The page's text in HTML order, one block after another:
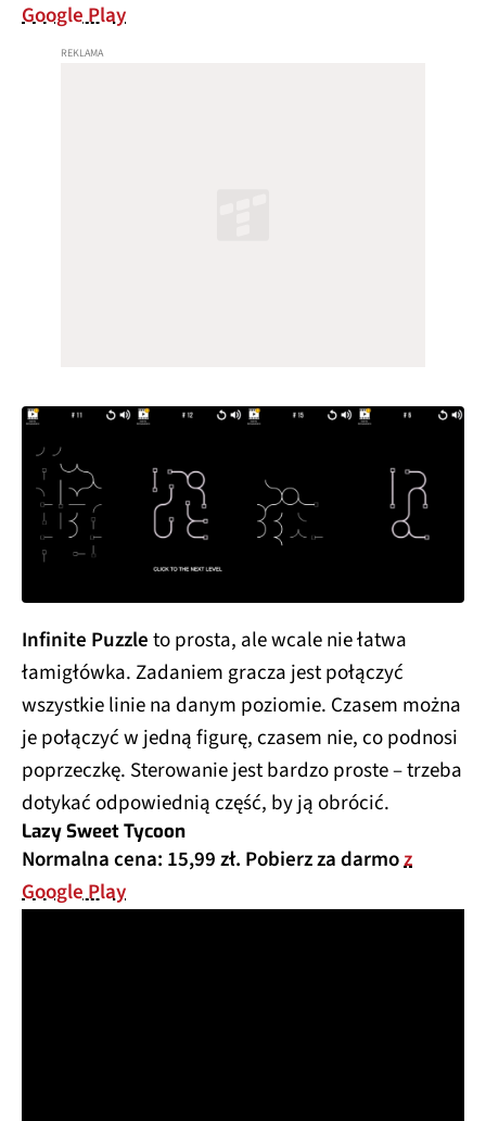
Google Play
Infinite Puzzleto prosta, ale wcale nie łatwa
łamigłówka. Zadaniem gracza jest połączyć
wszystkie linie na danym poziomie. Czasem można
je połączyć w jedną figurę, czasem nie, co podnosi
poprzeczkę. Sterowanie jest bardzo proste – trzeba
dotykać odpowiednią część, by ją obrócić.
Lazy Sweet Tycoon
Normalna cena: 15,99 zł. Pobierz za darmoz
Google Play